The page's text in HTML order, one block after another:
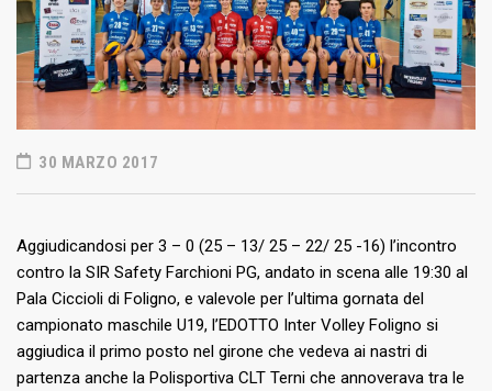
30 MARZO 2017
Aggiudicandosi per 3 – 0 (25 – 13/ 25 – 22/ 25 -16) l’incontro
contro la SIR Safety Farchioni PG, andato in scena alle 19:30 al
Pala Ciccioli di Foligno, e valevole per l’ultima gornata del
campionato maschile U19, l’EDOTTO Inter Volley Foligno si
aggiudica il primo posto nel girone che vedeva ai nastri di
partenza anche la Polisportiva CLT Terni che annoverava tra le